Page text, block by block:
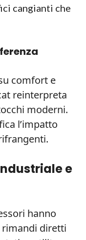
cangianti che
comfort e
reinterpreta
moderni.
l’impatto
e
hanno
diretti